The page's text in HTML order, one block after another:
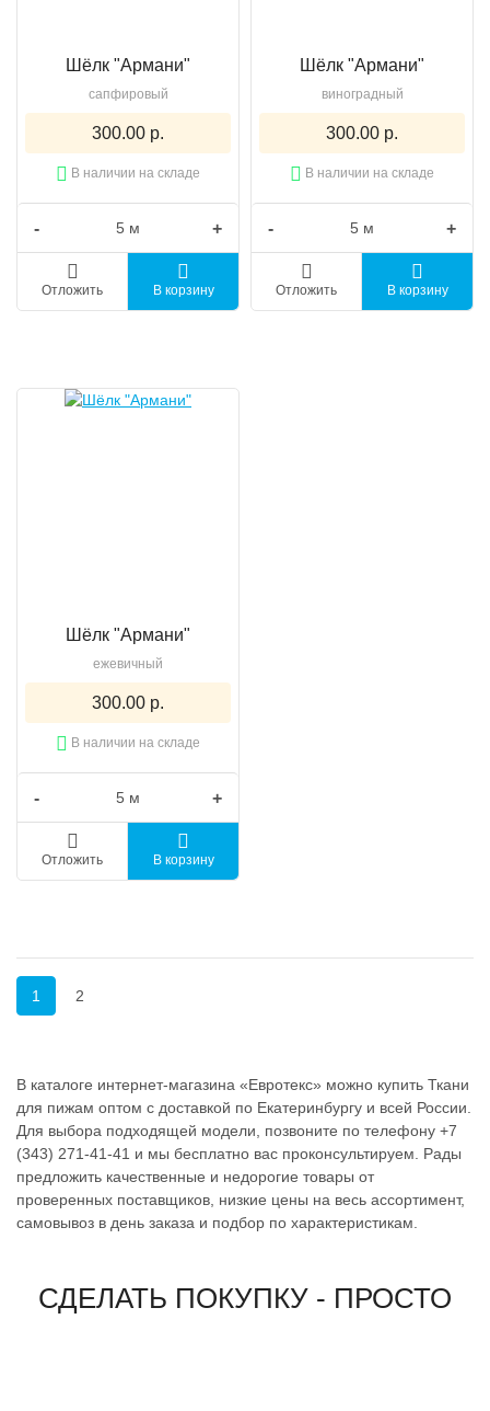
Шёлк "Армани"
сапфировый
300.00 р.
В наличии на складе
- +
Отложить В корзину
Шёлк "Армани"
виноградный
300.00 р.
В наличии на складе
- +
Отложить В корзину
Шёлк "Армани"
ежевичный
300.00 р.
В наличии на складе
- +
Отложить В корзину
1 2
В каталоге интернет-магазина «Евротекс» можно купить Ткани
для пижам оптом с доставкой по Екатеринбургу и всей России.
Для выбора подходящей модели, позвоните по телефону +7
(343) 271-41-41 и мы бесплатно вас проконсультируем. Рады
предложить качественные и недорогие товары от
проверенных поставщиков, низкие цены на весь ассортимент,
самовывоз в день заказа и подбор по характеристикам.
СДЕЛАТЬ ПОКУПКУ - ПРОСТО